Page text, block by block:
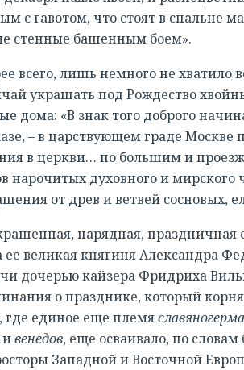
с гавотом, что стоят в спальне
стенные башенным боем».
всего, лишь немного не хватило
украшать под Рождество
дома: «В знак того доброго
– в царствующем граде Москве
в церкви… по большим и
нарочитых духовного и мирского
от древ и ветвей сосновых,
нарядная, праздничная
ее великая княгиня Александра
дочерью кайзера Фридриха
о празднике, который
где единое еще племя
ивенедов, еще осваивало, по
Западной и Восточной